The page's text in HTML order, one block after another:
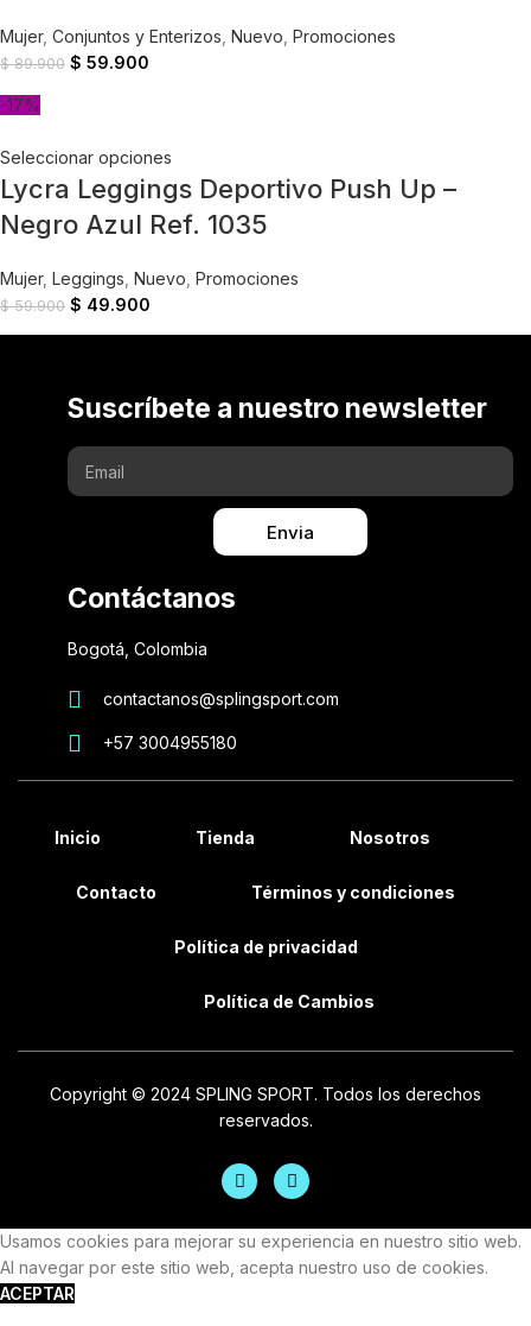
Mujer, Conjuntos y Enterizos Nuevo Promociones
$89.900 $ 59.900
-17%
Seleccionar opciones
Lycra Leggings Deportivo Push Up –
Negro Azul Ref. 1035
Mujer, Leggings Nuevo Promociones
$59.900 $ 49.900
Suscríbete a nuestro newsletter
Envia
Contáctanos
Bogotá, Colombia
contactanos@splingsport.com
+57 3004955180
Inicio Tienda Nosotros
Contacto Términos y condiciones
Política de privacidad
Política de Cambios
Copyright © 2024 SPLING SPORT. Todos los derechos
reservados.
Usamos cookies para mejorar su experiencia en nuestro sitio web.
Al navegar por este sitio web, acepta nuestro uso de cookies.
ACEPTAR